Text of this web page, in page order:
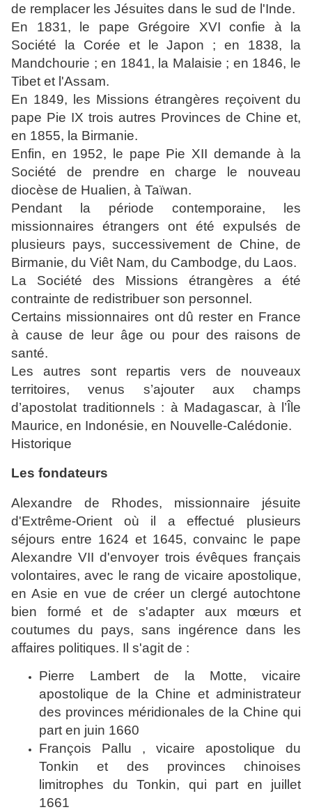
de remplacer les Jésuites dans le sud de l'Inde.
En 1831, le pape Grégoire XVI confie à la
Société la Corée et le Japon ; en 1838, la
Mandchourie ; en 1841, la Malaisie ; en 1846, le
Tibet et l'Assam.
En 1849, les Missions étrangères reçoivent du
pape Pie IX trois autres Provinces de Chine et,
en 1855, la Birmanie.
Enfin, en 1952, le pape Pie XII demande à la
Société de prendre en charge le nouveau
diocèse de Hualien, à Taïwan.
Pendant la période contemporaine, les
missionnaires étrangers ont été expulsés de
plusieurs pays, successivement de Chine, de
Birmanie, du Viêt Nam, du Cambodge, du Laos.
La Société des Missions étrangères a été
contrainte de redistribuer son personnel.
Certains missionnaires ont dû rester en France
à cause de leur âge ou pour des raisons de
santé.
Les autres sont repartis vers de nouveaux
territoires, venus s’ajouter aux champs
d’apostolat traditionnels : à Madagascar, à l’Île
Maurice, en Indonésie, en Nouvelle-Calédonie.
Historique
Les fondateurs
Alexandre de Rhodes, missionnaire jésuite
d'Extrême-Orient où il a effectué plusieurs
séjours entre 1624 et 1645, convainc le pape
Alexandre VII d'envoyer trois évêques français
volontaires, avec le rang de vicaire apostolique,
en Asie en vue de créer un clergé autochtone
bien formé et de s'adapter aux mœurs et
coutumes du pays, sans ingérence dans les
affaires politiques. Il s'agit de :
Pierre Lambert de la Motte, vicaire
apostolique de la Chine et administrateur
des provinces méridionales de la Chine qui
part en juin 1660
François Pallu , vicaire apostolique du
Tonkin et des provinces chinoises
limitrophes du Tonkin, qui part en juillet
1661